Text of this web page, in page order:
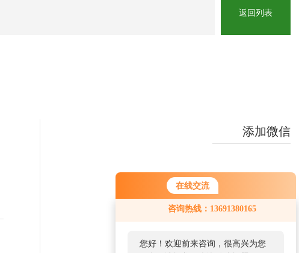
在线交流
咨询热线：13691380165
您好！欢迎前来咨询，很高兴为您
返回列表
添加微信
扫码加微信 移动端浏览